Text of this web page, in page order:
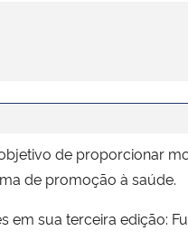
de proporcionar
de promoção à saúde.
sua terceira edição: